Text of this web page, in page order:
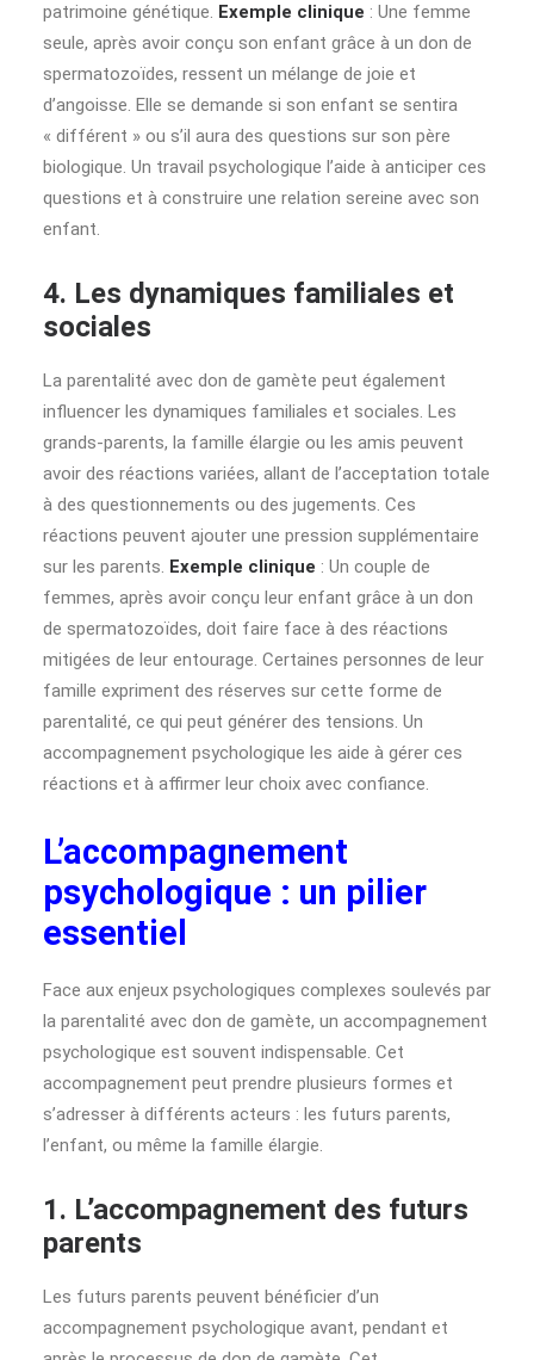
patrimoine génétique. Exemple clinique : Une femme
seule, après avoir conçu son enfant grâce à un don de
spermatozoïdes, ressent un mélange de joie et
d’angoisse. Elle se demande si son enfant se sentira
« différent » ou s’il aura des questions sur son père
biologique. Un travail psychologique l’aide à anticiper ces
questions et à construire une relation sereine avec son
enfant.
4. Les dynamiques familiales et
sociales
La parentalité avec don de gamète peut également
influencer les dynamiques familiales et sociales. Les
grands-parents, la famille élargie ou les amis peuvent
avoir des réactions variées, allant de l’acceptation totale
à des questionnements ou des jugements. Ces
réactions peuvent ajouter une pression supplémentaire
sur les parents. Exemple clinique : Un couple de
femmes, après avoir conçu leur enfant grâce à un don
de spermatozoïdes, doit faire face à des réactions
mitigées de leur entourage. Certaines personnes de leur
famille expriment des réserves sur cette forme de
parentalité, ce qui peut générer des tensions. Un
accompagnement psychologique les aide à gérer ces
réactions et à affirmer leur choix avec confiance.
L’accompagnement
psychologique : un pilier
essentiel
Face aux enjeux psychologiques complexes soulevés par
la parentalité avec don de gamète, un accompagnement
psychologique est souvent indispensable. Cet
accompagnement peut prendre plusieurs formes et
s’adresser à différents acteurs : les futurs parents,
l’enfant, ou même la famille élargie.
1. L’accompagnement des futurs
parents
Les futurs parents peuvent bénéficier d’un
accompagnement psychologique avant, pendant et